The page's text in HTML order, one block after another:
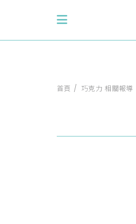
首頁 巧克力 相關報導